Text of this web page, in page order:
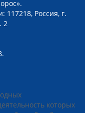
117218, Россия, г.
2
которых